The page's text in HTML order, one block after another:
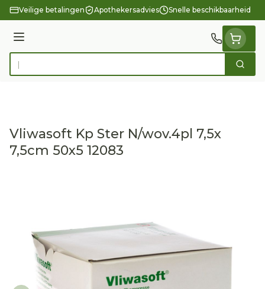
Ga naar de inhoud
Veilige betalingen Apothekersadvies Snelle beschikbaarheid
Menu
Product, merk, categorie... Zoek
Vliwasoft Kp Ster N/wov.4pl 7,5x
7,5cm 50x5 12083